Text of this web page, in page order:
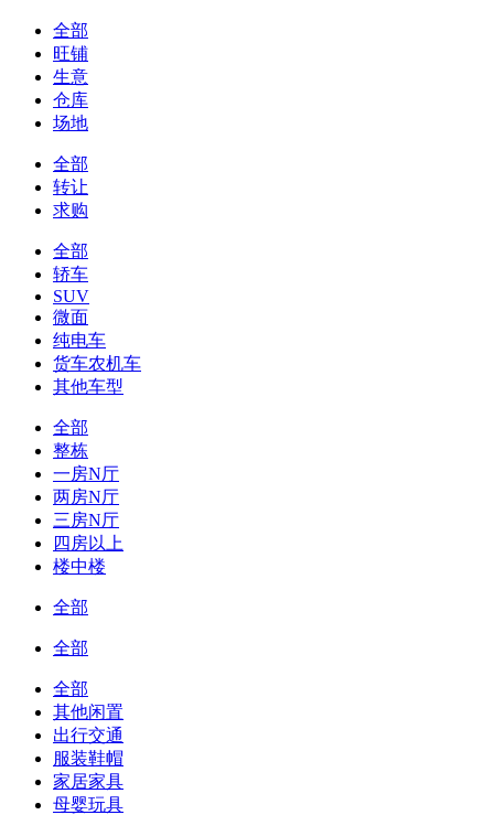
全部
旺铺
生意
仓库
场地
全部
转让
求购
全部
轿车
SUV
微面
纯电车
货车农机车
其他车型
全部
整栋
一房N厅
两房N厅
三房N厅
四房以上
楼中楼
全部
全部
全部
其他闲置
出行交通
服装鞋帽
家居家具
母婴玩具